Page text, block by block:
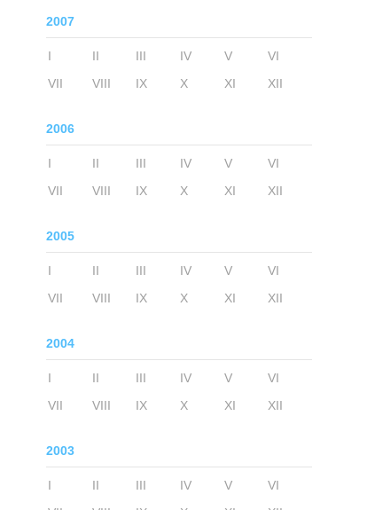
2007
I II III IV V
VI
VII
VIII IX X XI XII
2006
I II III IV V
VI
VII
VIII IX X XI XII
2005
I II III IV V
VI
VII
VIII IX X XI XII
2004
I II III IV V
VI
VII
VIII IX X XI XII
2003
I II III IV V
VI